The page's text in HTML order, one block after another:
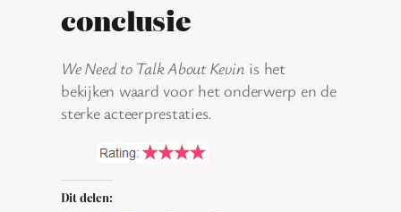
conclusie
We Need to Talk About Kevin is het
bekijken waard voor het onderwerp en de
sterke acteerprestaties.
Dit delen: